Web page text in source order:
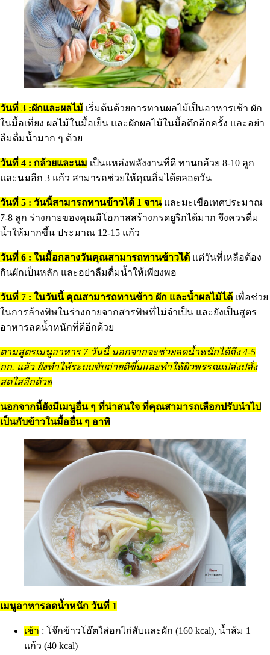
วันที่ 3 :ผักและผลไม้ เริ่มต้นด้วยการทานผลไม้เป็นอาหารเช้า ผัก
ในมื้อเที่ยง ผลไม้ในมื้อเย็น และผักผลไม้ในมื้อดึกอีกครั้ง และอย่า
ลืมดื่มน้ำมาก ๆ ด้วย
วันที่ 4 : กล้วยและนม เป็นแหล่งพลังงานที่ดี ทานกล้วย 8-10 ลูก
และนมอีก 3 แก้ว สามารถช่วยให้คุณอิ่มได้ตลอดวัน
วันที่ 5 : วันนี้สามารถทานข้าวได้ 1 จานและมะเขือเทศประมาณ
7-8 ลูก ร่างกายของคุณมีโอกาสสร้างกรดยูริกได้มาก จึงควรดื่ม
น้ำให้มากขึ้น ประมาณ 12-15 แก้ว
วันที่ 6 : ในมื้อกลางวันคุณสามารถทานข้าวได้ แต่วันที่เหลือต้อง
กินผักเป็นหลัก และอย่าลืมดื่มน้ำให้เพียงพอ
วันที่ 7 : ในวันนี้ คุณสามารถทานข้าว ผัก และน้ำผลไม้ได้ เพื่อช่วย
ในการล้างพิษในร่างกายจากสารพิษที่ไม่จำเป็น และยังเป็นสูตร
อาหารลดน้ำหนักที่ดีอีกด้วย
ตามสูตรเมนูอาหาร 7 วันนี้ นอกจากจะช่วยลดน้ำหนักได้ถึง 4-5
กก. แล้ว ยังทำให้ระบบขับถ่ายดีขึ้นและทำให้ผิวพรรณเปล่งปลั่ง
สดใสอีกด้วย
นอกจากนี้ยังมีเมนูอื่น ๆ ที่น่าสนใจ ที่คุณสามารถเลือกปรับนำไป
เป็นกับข้าวในมื้ออื่น ๆ อาทิ
เมนูอาหารลดน้ำหนัก วันที่ 1
เช้า : โจ๊กข้าวโอ๊ตใส่อกไก่สับและผัก (160 kcal), น้ำส้ม 1
แก้ว (40 kcal)